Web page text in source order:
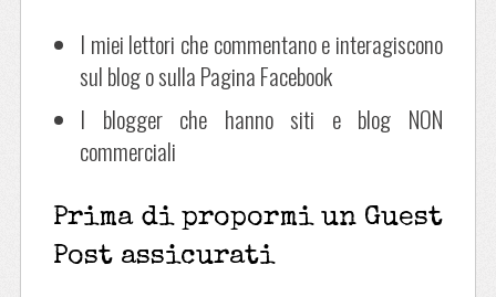
I miei lettori che commentano e interagiscono
sul blog o sulla Pagina Facebook
I blogger che hanno siti e blog NON
commerciali
Prima di propormi un Guest
Post assicurati